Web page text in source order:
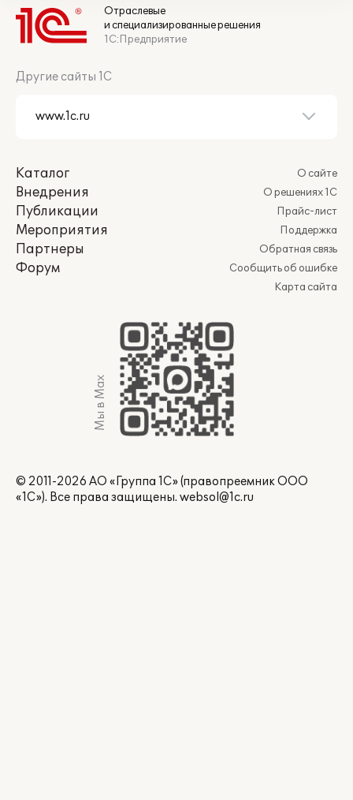
Отраслевые
и специализированные решения
1С:Предприятие
Другие сайты 1С
Каталог
Внедрения
Публикации
Мероприятия
Партнеры
Форум
О сайте
О решениях 1С
Прайс-лист
Поддержка
Обратная связь
Сообщить об ошибке
Карта сайта
Мы в Max
© 2011-2026 АО «Группа 1С» (правопреемник ООО
«1С»). Все права защищены. websol@1c.ru